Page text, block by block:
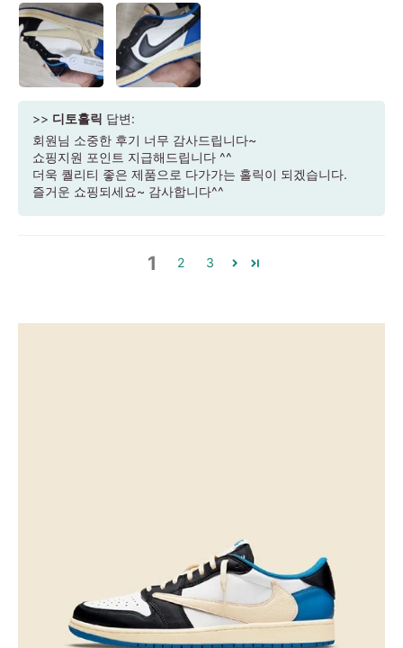
>> 디토홀릭 답변:
회원님 소중한 후기 너무 감사드립니다~
쇼핑지원 포인트 지급해드립니다 ^^
더욱 퀄리티 좋은 제품으로 다가가는 홀릭이 되겠습니다.
즐거운 쇼핑되세요~ 감사합니다^^
1 2 3